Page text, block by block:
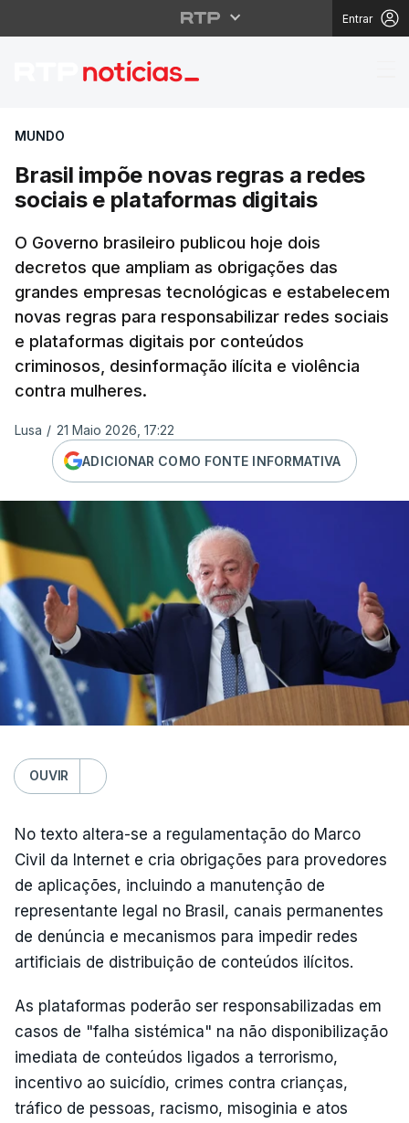
Entrar
Brasil impõe novas
MUNDO
Brasil impõe novas regras a redes
sociais e plataformas digitais
O Governo brasileiro publicou hoje dois
decretos que ampliam as obrigações das
grandes empresas tecnológicas e estabelecem
novas regras para responsabilizar redes sociais
e plataformas digitais por conteúdos
criminosos, desinformação ilícita e violência
contra mulheres.
Lusa / 21 Maio 2026, 17:22
ADICIONAR COMO FONTE INFORMATIVA
OUVIR
No texto altera-se a regulamentação do Marco
Civil da Internet e cria obrigações para provedores
de aplicações, incluindo a manutenção de
representante legal no Brasil, canais permanentes
de denúncia e mecanismos para impedir redes
artificiais de distribuição de conteúdos ilícitos.
As plataformas poderão ser responsabilizadas em
casos de "falha sistémica" na não disponibilização
imediata de conteúdos ligados a terrorismo,
incentivo ao suicídio, crimes contra crianças,
tráfico de pessoas, racismo, misoginia e atos